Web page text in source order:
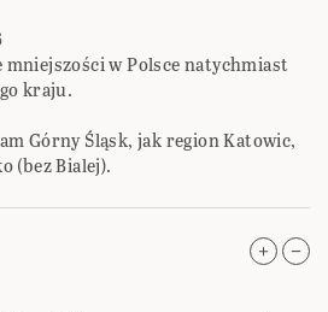
mniejszości w Polsce natychmiast
kraju.
Górny Śląsk, jak region Katowic,
(bez Bialej).